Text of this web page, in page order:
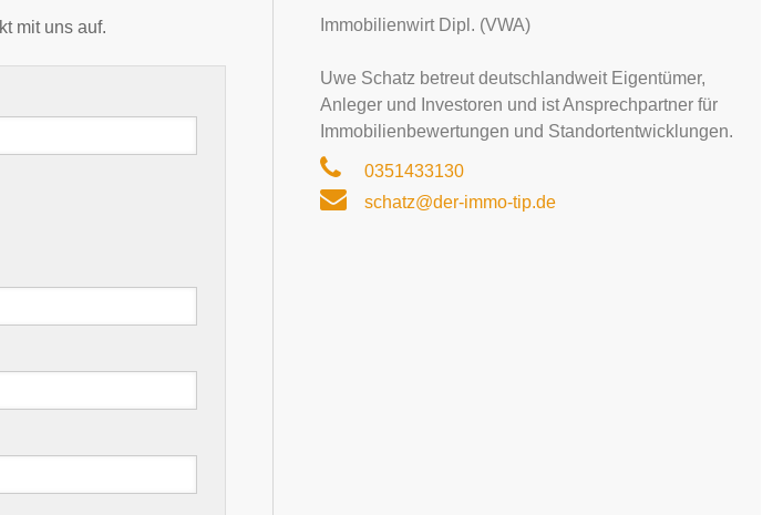
mit uns auf. Immobilienwirt Dipl. (VWA)
Uwe Schatz betreut deutschlandweit Eigentümer,
Anleger und Investoren und ist Ansprechpartner für
Immobilienbewertungen und Standortentwicklungen.
0351433130
schatz@der-immo-tip.de